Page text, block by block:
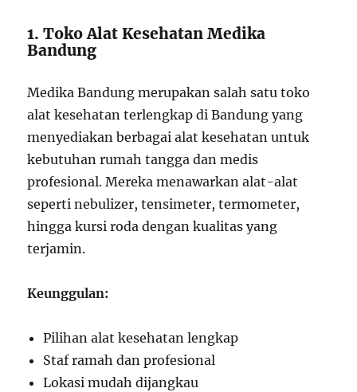
1. Toko Alat Kesehatan Medika
Bandung
Medika Bandung merupakan salah satu toko
alat kesehatan terlengkap di Bandung yang
menyediakan berbagai alat kesehatan untuk
kebutuhan rumah tangga dan medis
profesional. Mereka menawarkan alat-alat
seperti nebulizer, tensimeter, termometer,
hingga kursi roda dengan kualitas yang
terjamin.
Keunggulan:
Pilihan alat kesehatan lengkap
Staf ramah dan profesional
Lokasi mudah dijangkau